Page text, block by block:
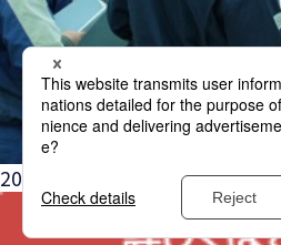
2025年度技術スクールの予定を